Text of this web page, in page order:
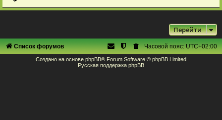
Перейти
Список форумов Часовой пояс:UTC+02:00
Создано на основе phpBB® Forum Software © phpBB Limited
Русская поддержка phpBB